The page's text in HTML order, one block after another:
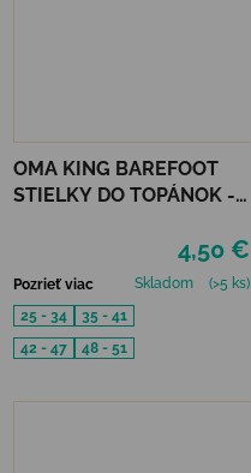
OMA KING BAREFOOT
STIELKY DO TOPÁNOK -
4,50 €
Pozrieť viac Skladom
(>5 ks)
25 - 34
35 - 41
42 - 47
48 - 51